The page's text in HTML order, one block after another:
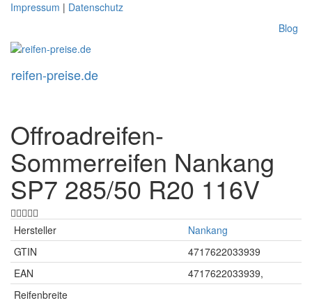
Skip
content
Impressum | Datenschutz
Blog
reifen-preise.de
Offroadreifen-
Sommerreifen Nankang
SP7 285/50 R20 116V
Hersteller
Nankang
GTIN
4717622033939
EAN
4717622033939,
Reifenbreite